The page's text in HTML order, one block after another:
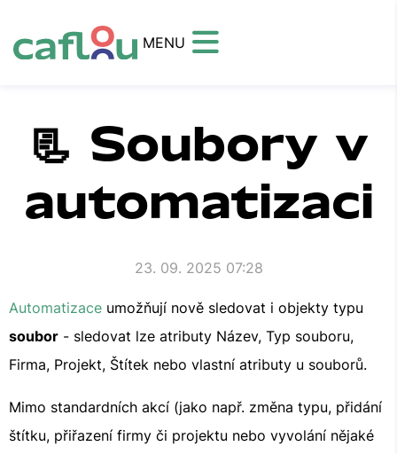
MENU
📃 Soubory v
automatizaci
23. 09. 2025 07:28
Automatizace umožňují nově sledovat i objekty typu
soubor - sledovat lze atributy Název, Typ souboru,
Firma, Projekt, Štítek nebo vlastní atributy u souborů.
Mimo standardních akcí (jako např. změna typu, přidání
štítku, přiřazení firmy či projektu nebo vyvolání nějaké